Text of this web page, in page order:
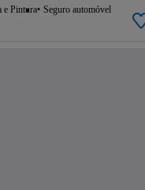
e Pintura Seguro automóvel